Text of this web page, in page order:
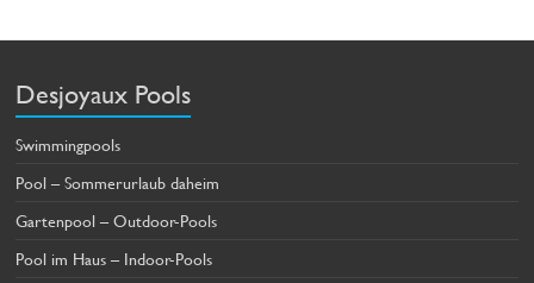
Desjoyaux Pools
Swimmingpools
Pool – Sommerurlaub daheim
Gartenpool – Outdoor-Pools
Pool im Haus – Indoor-Pools